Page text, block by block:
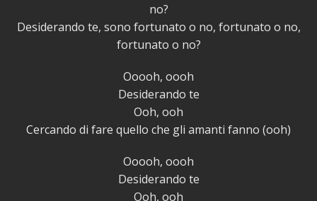
no?
Desiderando te, sono fortunato o no, fortunato o no,
fortunato o no?
Ooooh, oooh
Desiderando te
Ooh, ooh
Cercando di fare quello che gli amanti fanno (ooh)
Ooooh, oooh
Desiderando te
Ooh, ooh